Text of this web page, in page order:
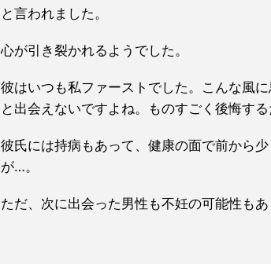
と言われました。
心が引き裂かれるようでした。
彼はいつも私ファーストでした。こんな風
と出会えないですよね。
ものすごく後悔す
彼氏には持病もあって、健康の面で前から
が…。
ただ、次に出会った男性も不妊の可能性もあ